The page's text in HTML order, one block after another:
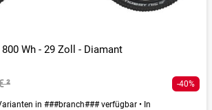
Wh - 29 Zoll - Diamant
² -40%
in ###branch### verfügbar • In